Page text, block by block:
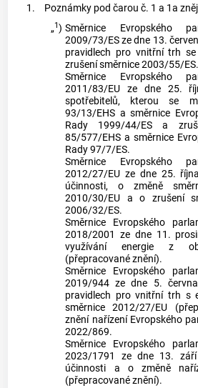
1.
Poznámky pod čarou č. 1 a 1a
„1) Směrnice Evropského
2009/73/ES ze dne 13.
pravidlech pro vnitřní trh
zrušení směrnice 2003/55/ES.
Směrnice Evropského
2011/83/EU ze dne 25.
spotřebitelů, kterou se
93/13/EHS a směrnice
Rady 1999/44/ES a
85/577/EHS a směrnice
Rady 97/7/ES.
Směrnice Evropského
2012/27/EU ze dne 25.
účinnosti, o změně
2010/30/EU a o zrušení
2006/32/ES.
Směrnice Evropského
2018/2001 ze dne 11.
využívání energie z
(přepracované znění).
Směrnice Evropského
2019/944 ze dne 5.
pravidlech pro vnitřní trh s
směrnice 2012/27/EU
znění nařízení Evropského
2022/869.
Směrnice Evropského
2023/1791 ze dne 13.
účinnosti a o změně
(přepracované znění).